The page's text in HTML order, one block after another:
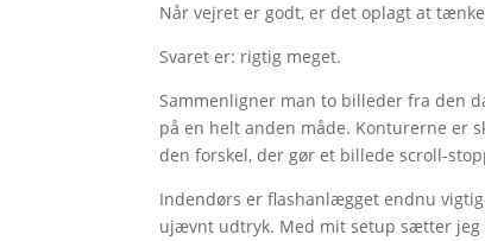
Når vejret er godt, er det oplagt at
Svaret er: rigtig meget.
Sammenligner man to billeder fra den
på en helt anden måde. Konturerne er
den forskel, der gør et billede scroll-
Indendørs er flashanlægget endnu
ujævnt udtryk. Med mit setup sætter